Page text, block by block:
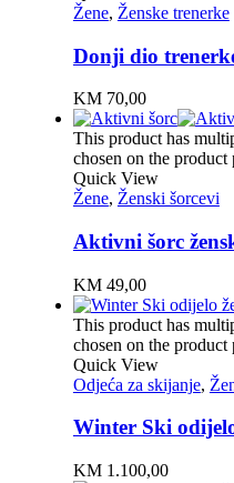
Žene, Ženske trenerke
Donji dio
KM70,00
This product has
chosen on the product
Quick View
Žene, Ženski šorcevi
Aktivni šorc
KM49,00
This product has
chosen on the product
Quick View
Odjeća za skijanje,
Winter Ski
KM1.100,00